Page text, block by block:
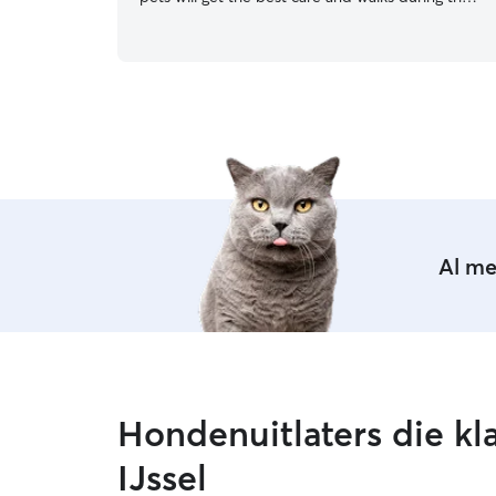
instructions precisely, monitor behavior for signs
of stress or illness, secure doors and hazards,
and provide consistent routines, enrichment,
and clear communication with owners to ensure
safety and trust.
Al
Hondenuitlaters die
IJssel